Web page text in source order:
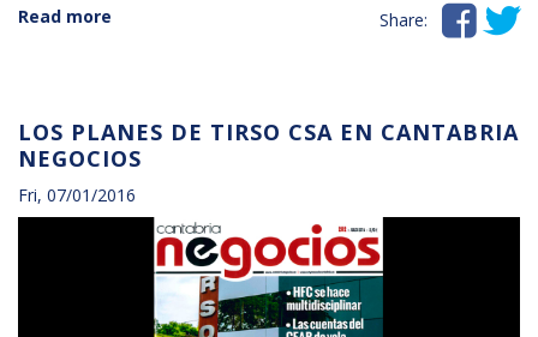
Read more
TRANSFORMATION
CENTER
LAS
PALMAS
GRAN
Share:  
LOS PLANES DE TIRSO CSA EN CANTABRIA
NEGOCIOS
Fri, 07/01/2016